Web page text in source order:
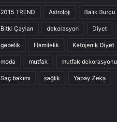
2015 TREND Astroloji Balık Burcu
Bitki Çayları dekorasyon Diyet
gebelik Hamilelik Ketojenik Diyet
moda mutfak mutfak dekorasyonu
Saç bakımı sağlık Yapay Zeka